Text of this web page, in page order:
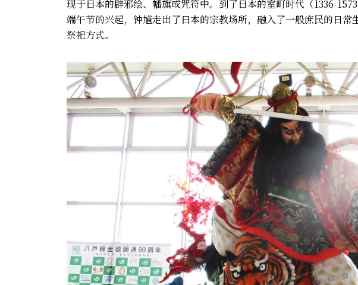
现于日本的辟邪绘、幡旗或咒符中。到了日本的室町时代（1336-
端午节的兴起，钟馗走出了日本的宗教场所，融入了一般庶民的日
祭祀方式。